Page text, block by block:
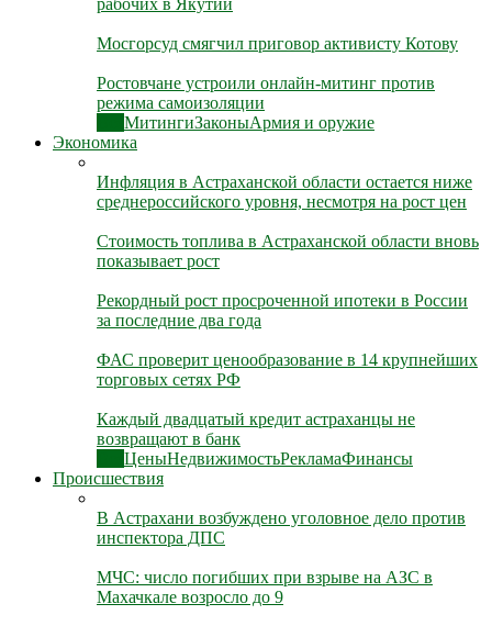
рабочих в Якутии
Мосгорсуд смягчил приговор активисту Котову
Ростовчане устроили онлайн-митинг против
режима самоизоляции
МитингиЗаконыАрмия и оружие
Экономика
Инфляция в Астраханской области остается ниже
среднероссийского уровня, несмотря на рост цен
Стоимость топлива в Астраханской области вновь
показывает рост
Рекордный рост просроченной ипотеки в России
за последние два года
ФАС проверит ценообразование в 14 крупнейших
торговых сетях РФ
Каждый двадцатый кредит астраханцы не
возвращают в банк
ЦеныНедвижимостьРекламаФинансы
Происшествия
В Астрахани возбуждено уголовное дело против
инспектора ДПС
МЧС: число погибших при взрыве на АЗС в
Махачкале возросло до 9